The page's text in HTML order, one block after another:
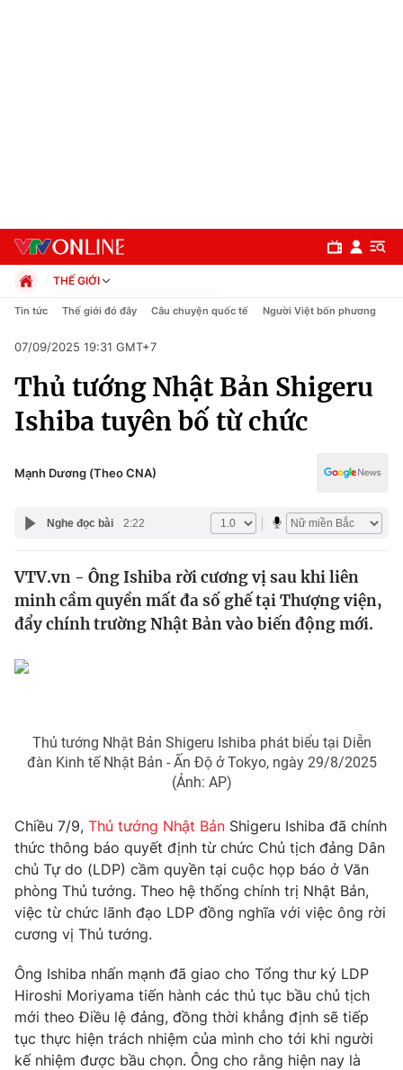
Chuyên mục
Chính trị
Pháp luật
Thế giới
Tin tức
Kinh tế
Thị trường
Hậu trường
Nhân vật
Khán giả
Giải trí
Điện ảnh
Âm nhạc
Sao
Đời sống
Du lịch
Chất lượng cuộc sống
Giáo dục
Tuyển sinh
Học trực tuyến
Công nghệ
Hitech Công nghệ tương lai
Sản phẩm
Giao lưu trực tuyến
THẾ GIỚI
Chính trị
Pháp luật
Kinh tế
Thể thao
Truyền hình
Y tế
Công nghệ
Tin tức Thế giới đó đây Câu chuyện quốc tế Người Việt bốn phương
07/09/2025 19:31 GMT+7
Thủ tướng Nhật Bản Shigeru
Ishiba tuyên bố từ chức
Mạnh Dương (Theo CNA)
Nghe đọc bài 2:22
VTV.vn - Ông Ishiba rời cương vị sau khi liên
minh cầm quyền mất đa số ghế tại Thượng viện,
đẩy chính trường Nhật Bản vào biến động mới.
Thủ tướng Nhật Bản Shigeru Ishiba phát biểu tại Diễn
đàn Kinh tế Nhật Bản - Ấn Độ ở Tokyo, ngày 29/8/2025
(Ảnh: AP)
Chiều 7/9, Thủ tướng Nhật Bản Shigeru Ishiba đã chính
thức thông báo quyết định từ chức Chủ tịch đảng Dân
chủ Tự do (LDP) cầm quyền tại cuộc họp báo ở Văn
phòng Thủ tướng. Theo hệ thống chính trị Nhật Bản,
việc từ chức lãnh đạo LDP đồng nghĩa với việc ông rời
cương vị Thủ tướng.
Ông Ishiba nhấn mạnh đã giao cho Tổng thư ký LDP
Hiroshi Moriyama tiến hành các thủ tục bầu chủ tịch
mới theo Điều lệ đảng, đồng thời khẳng định sẽ tiếp
tục thực hiện trách nhiệm của mình cho tới khi người
kế nhiệm được bầu chọn. Ông cho rằng hiện nay là